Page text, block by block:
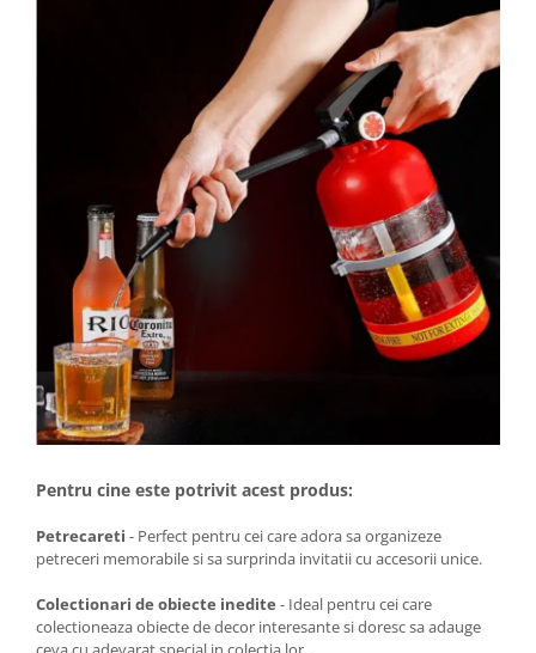
Pentru cine este potrivit acest produs:
Petrecareti - Perfect pentru cei care adora sa organizeze
petreceri memorabile si sa surprinda invitatii cu accesorii unice.
Colectionari de obiecte inedite - Ideal pentru cei care
colectioneaza obiecte de decor interesante si doresc sa adauge